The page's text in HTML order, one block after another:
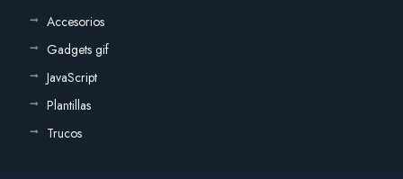
Accesorios
Gadgets gif
JavaScript
Plantillas
Trucos